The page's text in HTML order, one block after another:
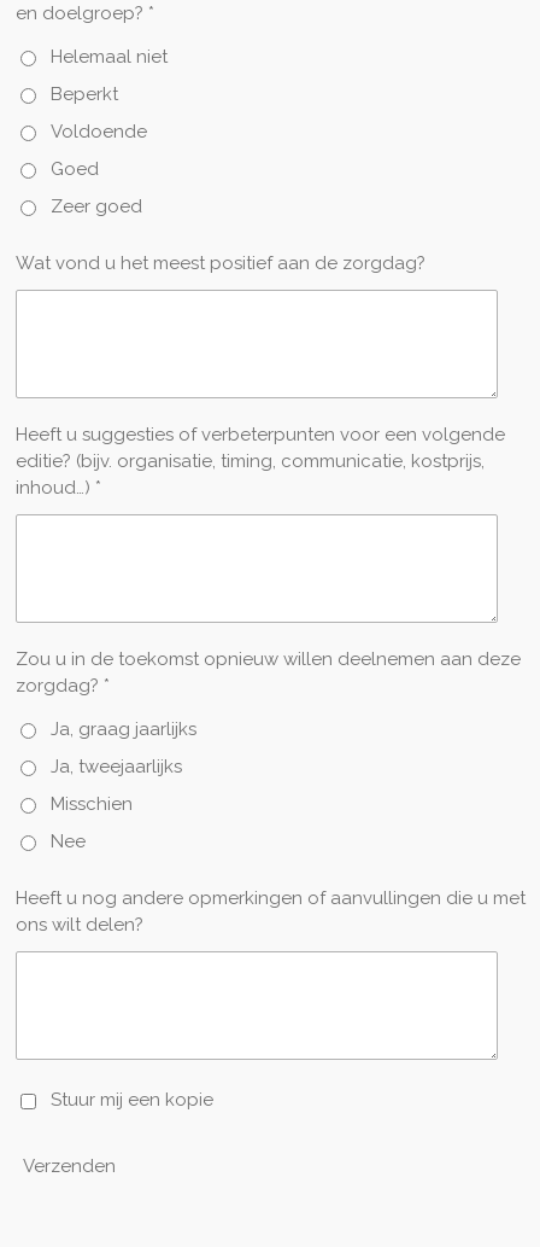
en doelgroep? *
Helemaal niet
Beperkt
Voldoende
Goed
Zeer goed
Wat vond u het meest positief aan de zorgdag?
Heeft u suggesties of verbeterpunten voor een volgende
editie? (bijv. organisatie, timing, communicatie, kostprijs,
inhoud…) *
Zou u in de toekomst opnieuw willen deelnemen aan deze
zorgdag? *
Ja, graag jaarlijks
Ja, tweejaarlijks
Misschien
Nee
Heeft u nog andere opmerkingen of aanvullingen die u met
ons wilt delen?
Stuur mij een kopie
Verzenden